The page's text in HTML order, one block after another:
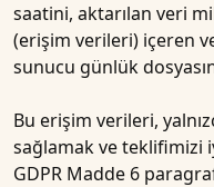
saatini, aktarılan veri
(erişim verileri) içeren
sunucu günlük
Bu erişim verileri,
sağlamak ve teklifimizi
GDPR Madde 6